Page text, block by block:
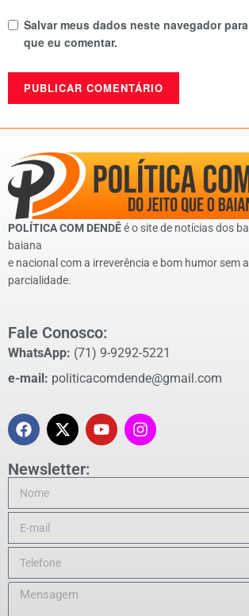
Salvar meus dados neste navegador
que eu comentar.
POLÍTICA COM DENDÊé o site de notícias dos
baiana
e nacional com a irreverência e bom humor sem
parcialidade.
Fale Conosco:
WhatsApp: (71) 9-9292-5221
e-mail: politicacomdende@gmail.com
Newsletter: